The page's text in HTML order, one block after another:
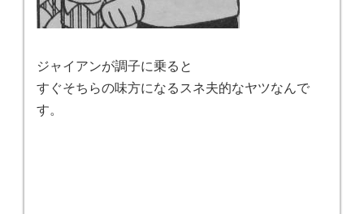
ジャイアンが調子に乗ると
すぐそちらの味方になるスネ夫的なヤツなんで
す。